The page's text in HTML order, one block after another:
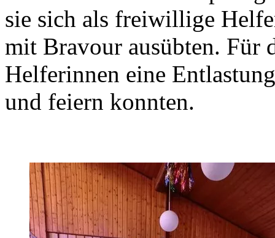
sie sich als freiwillige
mit Bravour ausübten. Für
Helferinnen eine
und feiern konnten.